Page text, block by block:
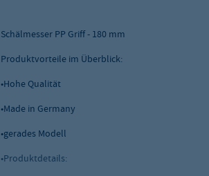
Schälmesser PP Griff - 180 mm
Produktvorteile im Überblick:
•Hohe Qualität
•Made in Germany
•gerades Modell
•Produktdetails: